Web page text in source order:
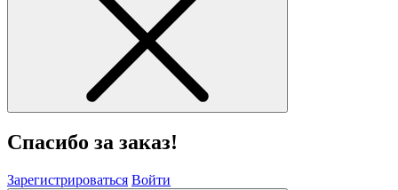
Спасибо за заказ!
Зарегистрироваться Войти